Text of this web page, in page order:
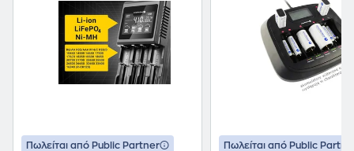
Πωλείται από Public Partner Πωλείται από Public